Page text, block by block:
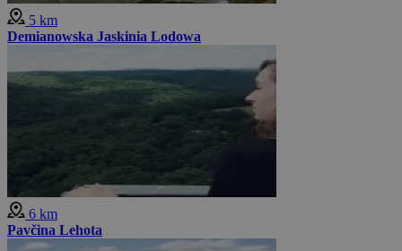
5 km
Demianowska Jaskinia Lodowa
6 km
Pavčina Lehota